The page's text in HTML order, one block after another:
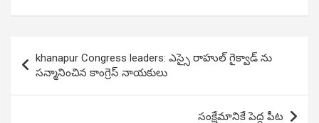
navigation
khanapur Congress leaders: ఎస్సై రాహుల్ గైక్వాడ్ ను
స‌న్మానించిన కాంగ్రెస్ నాయ‌కులు
సంక్షేమానికే పెద్ద పీట